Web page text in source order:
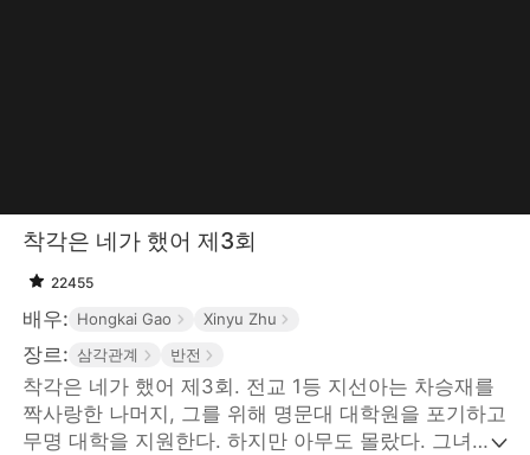
착각은 네가 했어 제3회
22455
배우: Hongkai Gao Xinyu Zhu
장르: 삼각관계 반전
착각은 네가 했어 제3회. 전교 1등 지선아는 차승재를
짝사랑한 나머지, 그를 위해 명문대 대학원을 포기하고
무명 대학을 지원한다. 하지만 아무도 몰랐다. 그녀는